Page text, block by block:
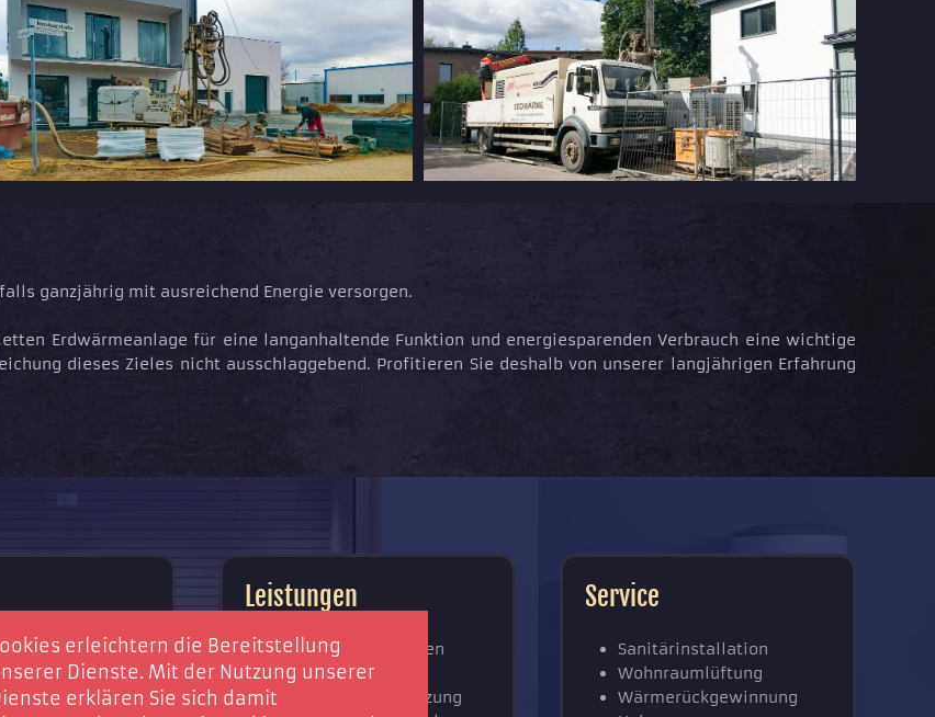
Erdwärme für unseren Firmensitz Erdwärme an einem Einfamilienhaus
ganzjährig mit ausreichend Energie versorgen.
Erdwärmeanlage für eine langanhaltende Funktion und energiesparenden Verbrauch eine wichtige
dieses Zieles nicht ausschlaggebend. Profitieren Sie deshalb von unserer langjährigen Erfahrung
228
coswig.de
Leistungen
Erdwärmebohrungen
Brunnenbau
Wärmepumpenheizung
Service
Sanitärinstallation
Wohnraumlüftung
Wärmerückgewinnung
erleichtern die Bereitstellung
Dienste. Mit der Nutzung unserer
erklären Sie sich damit